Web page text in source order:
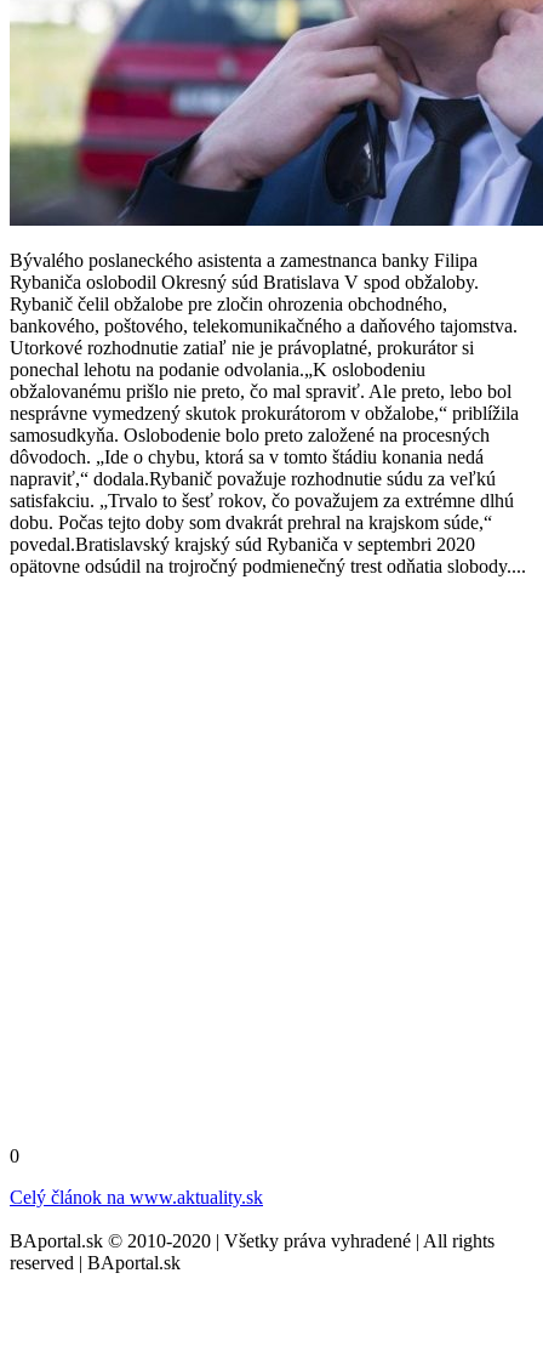
Bývalého poslaneckého asistenta a zamestnanca banky Filipa
Rybaniča oslobodil Okresný súd Bratislava V spod obžaloby.
Rybanič čelil obžalobe pre zločin ohrozenia obchodného,
bankového, poštového, telekomunikačného a daňového tajomstva.
Utorkové rozhodnutie zatiaľ nie je právoplatné, prokurátor si
ponechal lehotu na podanie odvolania.„K oslobodeniu
obžalovanému prišlo nie preto, čo mal spraviť. Ale preto, lebo bol
nesprávne vymedzený skutok prokurátorom v obžalobe,“ priblížila
samosudkyňa. Oslobodenie bolo preto založené na procesných
dôvodoch. „Ide o chybu, ktorá sa v tomto štádiu konania nedá
napraviť,“ dodala.Rybanič považuje rozhodnutie súdu za veľkú
satisfakciu. „Trvalo to šesť rokov, čo považujem za extrémne dlhú
dobu. Počas tejto doby som dvakrát prehral na krajskom súde,“
povedal.Bratislavský krajský súd Rybaniča v septembri 2020
opätovne odsúdil na trojročný podmienečný trest odňatia slobody....
0
Celý článok na www.aktuality.sk
BAportal.sk © 2010-2020 | Všetky práva vyhradené | All rights
reserved | BAportal.sk